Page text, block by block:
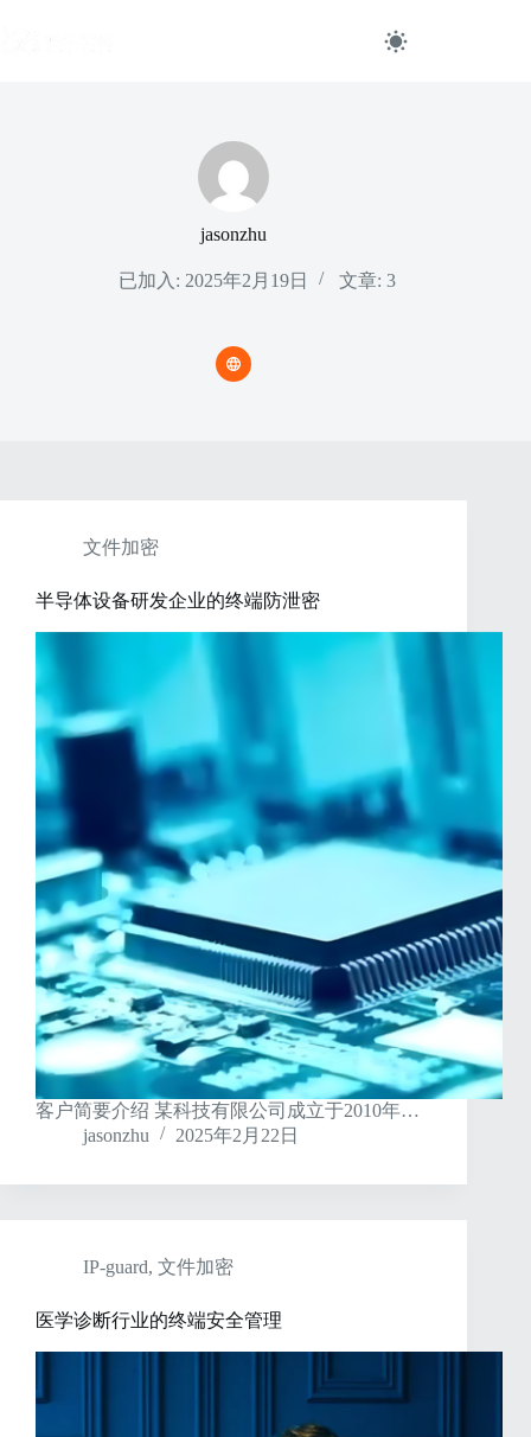
jasonzhu
已加入: 2025年2月19日 文章: 3
文件加密
半导体设备研发企业的终端防泄密
客户简要介绍 某科技有限公司成立于2010年…
jasonzhu
2025年2月22日
IP-guard, 文件加密
医学诊断行业的终端安全管理